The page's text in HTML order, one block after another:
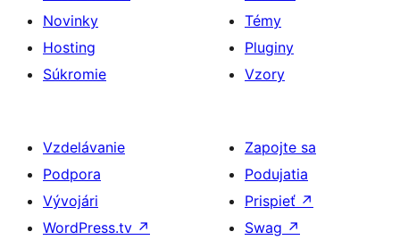
Novinky
Hosting
Súkromie
Témy
Pluginy
Vzory
Vzdelávanie
Podpora
Vývojári
WordPress.tv ↗
Zapojte sa
Podujatia
Prispieť ↗
Swag ↗